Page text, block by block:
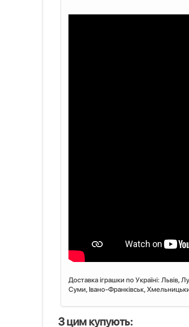
Доставка іграшки по Україні: Львiв,
Суми, Івано-Франківськ,
З цим купують: